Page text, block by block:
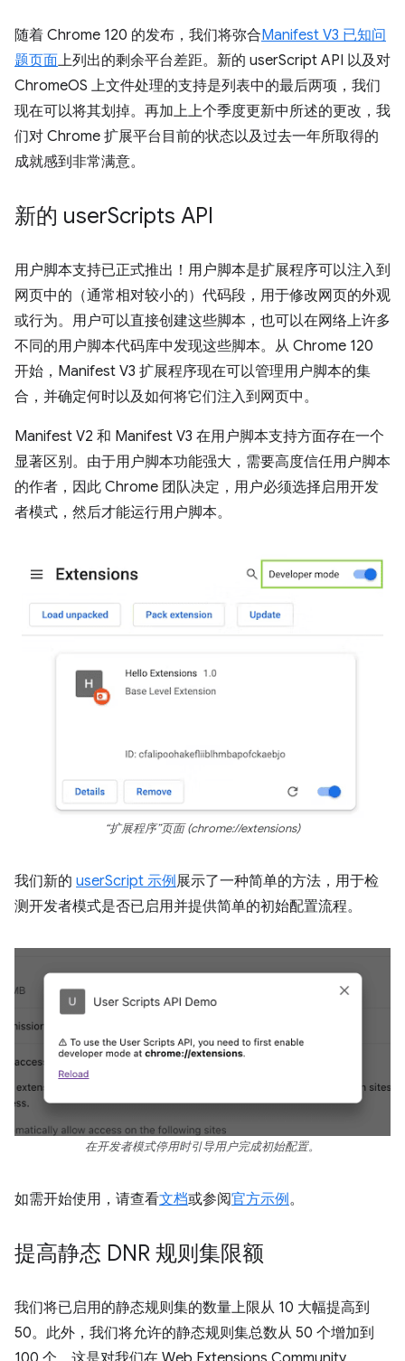
随着 Chrome 120 的发布，我们将弥合Manifest V3 已知问
题页面上列出的剩余平台差距。新的 userScript API 以及对
ChromeOS 上文件处理的支持是列表中的最后两项，我们
现在可以将其划掉。再加上上个季度更新中所述的更改，我
们对 Chrome 扩展平台目前的状态以及过去一年所取得的
成就感到非常满意。
新的 userScripts API
用户脚本支持已正式推出！用户脚本是扩展程序可以注入到
网页中的（通常相对较小的）代码段，用于修改网页的外观
或行为。用户可以直接创建这些脚本，也可以在网络上许多
不同的用户脚本代码库中发现这些脚本。从 Chrome 120
开始，Manifest V3 扩展程序现在可以管理用户脚本的集
合，并确定何时以及如何将它们注入到网页中。
Manifest V2 和 Manifest V3 在用户脚本支持方面存在一个
显著区别。由于用户脚本功能强大，需要高度信任用户脚本
的作者，因此 Chrome 团队决定，用户必须选择启用开发
者模式，然后才能运行用户脚本。
“扩展程序”页面 (chrome://extensions)
我们新的 userScript 示例展示了一种简单的方法，用于检
测开发者模式是否已启用并提供简单的初始配置流程。
在开发者模式停用时引导用户完成初始配置。
如需开始使用，请查看文档或参阅官方示例。
提高静态 DNR 规则集限额
我们将已启用的静态规则集的数量上限从 10 大幅提高到
50。此外，我们将允许的静态规则集总数从 50 个增加到